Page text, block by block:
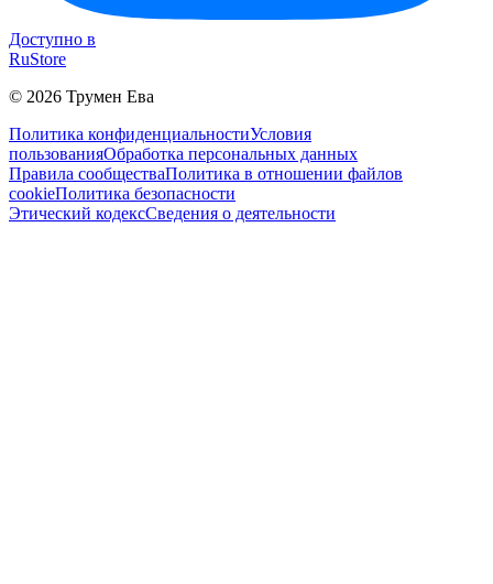
Доступно в
RuStore
© 2026 Трумен Ева
Политика конфиденциальностиУсловия
пользованияОбработка персональных данных
Правила сообществаПолитика в отношении файлов
cookieПолитика безопасности
Этический кодексСведения о деятельности